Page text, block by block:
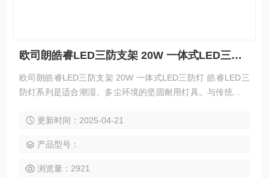
欧司朗皓睿LED三防支架 20W 一体式LED三防灯
欧司朗皓睿LED三防支架 20W 一体式LED三防灯 皓睿LED三
防灯系列是适合潮湿、多尘环境的坚固耐用灯具。与传统的荧
是取代半露天式应用中的常规防水灯的理想选择。
更新时间：2025-04-21
产品型号：
浏览量：2921